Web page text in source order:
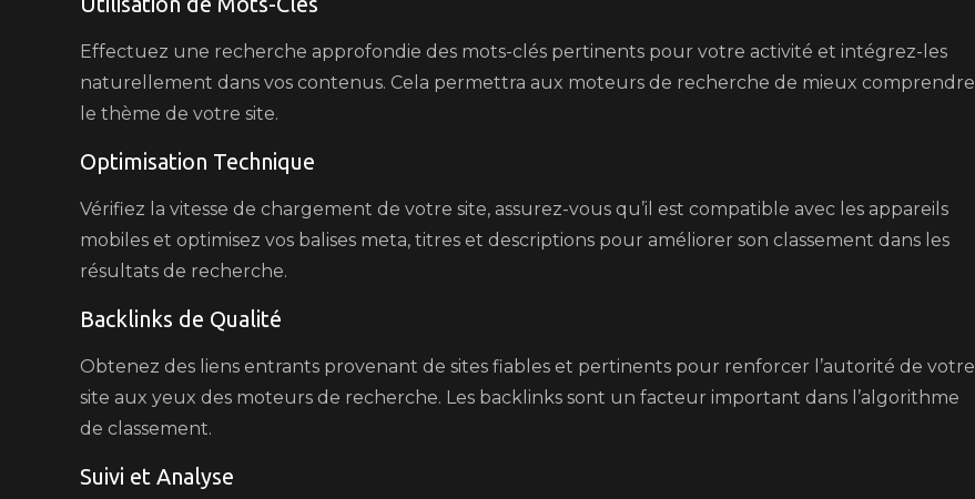
Effectuez une recherche approfondie des mots-clés pertinents pour votre activité et intégrez-les
naturellement dans vos contenus. Cela permettra aux moteurs de recherche de mieux comprendre
le thème de votre site.
Optimisation Technique
Vérifiez la vitesse de chargement de votre site, assurez-vous qu’il est compatible avec les appareils
mobiles et optimisez vos balises meta, titres et descriptions pour améliorer son classement dans les
résultats de recherche.
Backlinks de Qualité
Obtenez des liens entrants provenant de sites fiables et pertinents pour renforcer l’autorité de votre
site aux yeux des moteurs de recherche. Les backlinks sont un facteur important dans l’algorithme
de classement.
Suivi et Analyse